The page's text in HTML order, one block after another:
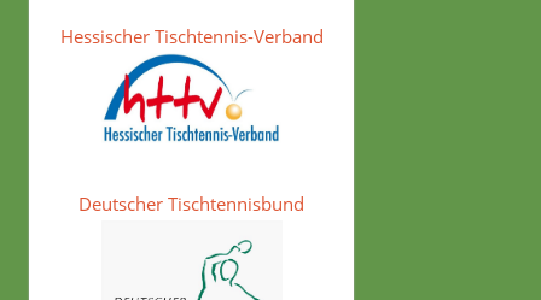
Hessischer Tischtennis-Verband
Deutscher Tischtennisbund